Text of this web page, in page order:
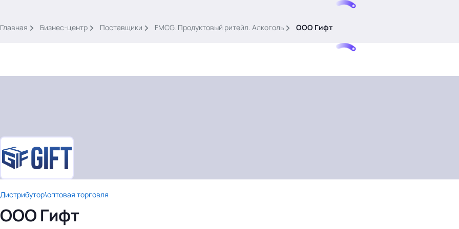
Войти
картина дня
материалы
видео
события
Главная Бизнес-центр Поставщики FMCG. Продуктовый ритейл. Алкоголь ООО Гифт
Дистрибутор\оптовая торговля
ООО Гифт